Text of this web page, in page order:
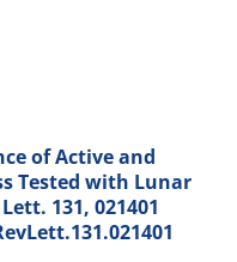
of Active and
Tested with Lunar
Lett. 131, 021401